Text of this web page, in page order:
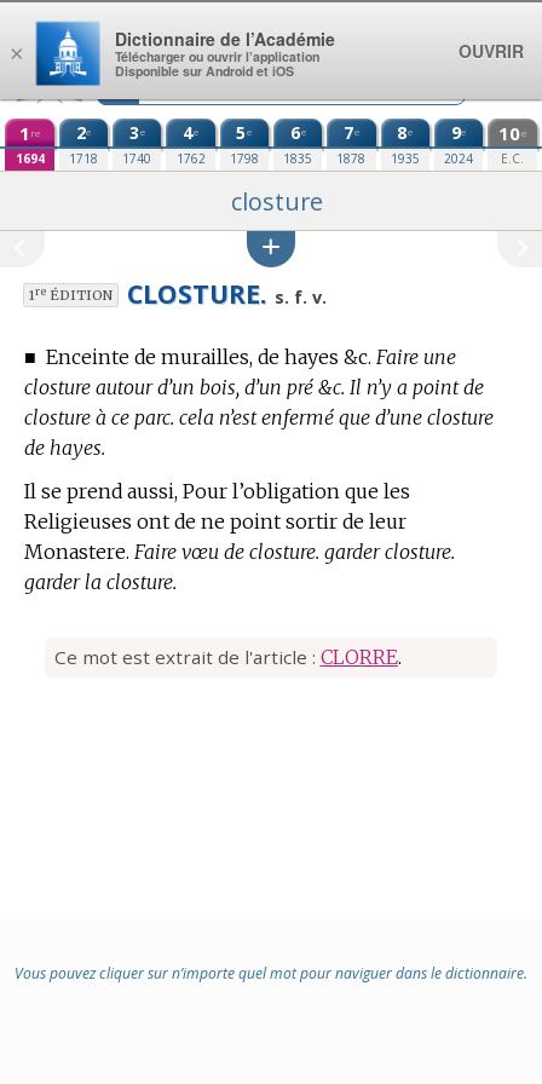
Aller au contenu
1 re
1694
2e
1718
3e
1740
4e
1762
5e
1798
6e
1835
7e
1878
8e
1935
9e
2024
10e
E.C.
closture
1reÉDITION CLOSTURE. s. f. v.
■ Enceinte de murailles, de hayes &c. Faire une
closture autour d’un bois, d’un pré &c. Il n’y a point de
closture à ce parc. cela n’est enfermé que d’une closture
de hayes.
Il se prend aussi, Pour l’obligation que les
Religieuses ont de ne point sortir de leur
Monastere. Faire vœu de closture. garder closture.
garder la closture.
Ce mot est extrait de l'article : CLORRE.
Vous pouvez cliquer sur n’importe quel mot pour naviguer dans le dictionnaire.
×
Dictionnaire de l’Académie
Télécharger ou ouvrir l’application
Disponible sur Android et iOS
OUVRIR